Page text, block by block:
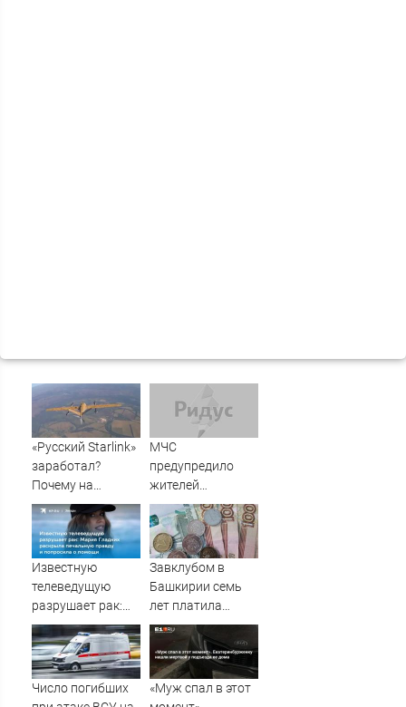
«Русский Starlink»
заработал?
Почему на
Украине кратно
увеличилась
точность
попаданий по
МЧС
предупредило
жителей
Подмосковья об
угрозе атаки
дронов
Известную
телеведущую
разрушает рак:
Мария Гладких
раскрыла
печальную
правду и
попросила о
Завклубом в
Башкирии семь
лет платила
зарплату мужу-
прогульщику
Число погибших
«Муж спал в этот